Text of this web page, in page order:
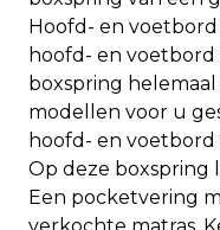
Hoofd- en
hoofd- en
boxspring
modellen voor u
hoofd- en
Op deze boxspring
Een pocketvering